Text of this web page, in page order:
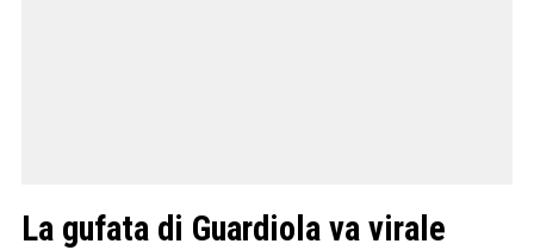
La gufata di Guardiola va virale